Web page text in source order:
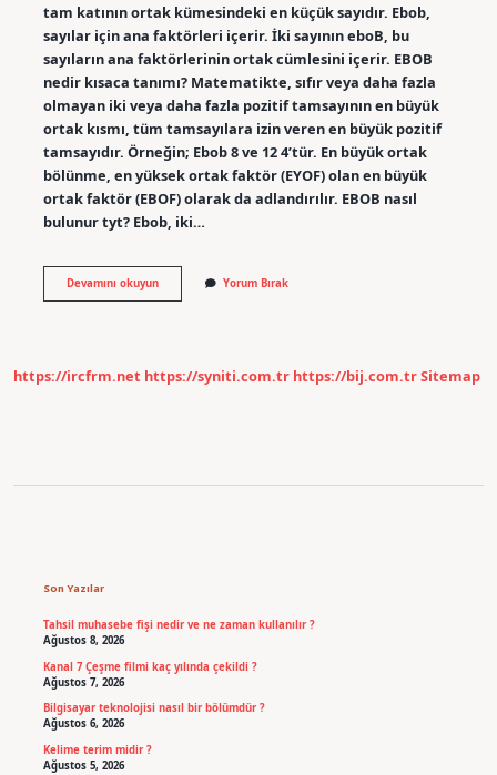
tam katının ortak kümesindeki en küçük sayıdır. Ebob,
sayılar için ana faktörleri içerir. İki sayının eboB, bu
sayıların ana faktörlerinin ortak cümlesini içerir. EBOB
nedir kısaca tanımı? Matematikte, sıfır veya daha fazla
olmayan iki veya daha fazla pozitif tamsayının en büyük
ortak kısmı, tüm tamsayılara izin veren en büyük pozitif
tamsayıdır. Örneğin; Ebob 8 ve 12 4’tür. En büyük ortak
bölünme, en yüksek ortak faktör (EYOF) olan en büyük
ortak faktör (EBOF) olarak da adlandırılır. EBOB nasıl
bulunur tyt? Ebob, iki…
Devamını okuyunEbob
Algoritması
Yorum Bırak
https://ircfrm.net https://syniti.com.tr https://bij.com.trSitemap
Son Yazılar
Tahsil muhasebe fişi nedir ve ne zaman kullanılır ?
Ağustos 8, 2026
Kanal 7 Çeşme filmi kaç yılında çekildi ?
Ağustos 7, 2026
Bilgisayar teknolojisi nasıl bir bölümdür ?
Ağustos 6, 2026
Kelime terim midir ?
Ağustos 5, 2026